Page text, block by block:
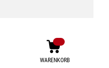
WARENKORB